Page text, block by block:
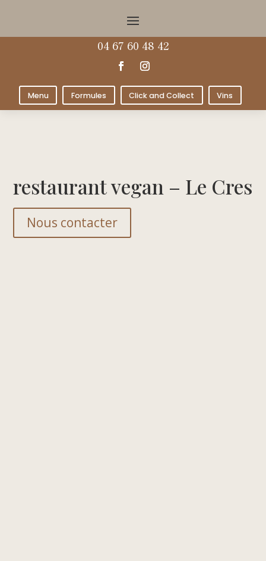
04 67 60 48 42
Menu Formules Click and Collect Vins
restaurant vegan – Le Cres
Nous contacter